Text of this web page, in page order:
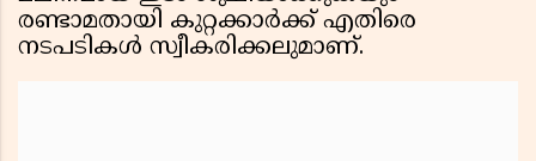
രണ്ടാമതായി കുറ്റക്കാര്‍ക്ക് എതിരെ
നടപടികള്‍ സ്വീകരിക്കലുമാണ്.